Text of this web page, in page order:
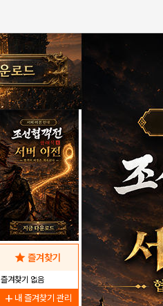
star 즐겨찾기
즐겨찾기 없음
add 내 즐겨찾기 관리